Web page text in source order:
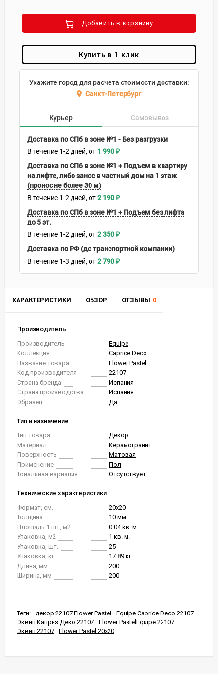
ХАРАКТЕРИСТИКИ ОБЗОР ОТЗЫВЫ 0
Производитель
Производитель
Equipe
Коллекция
Caprice Deco
Название товара
Flower Pastel
Код производителя
22107
Страна бренда
Испания
Страна производства
Испания
Образец
Да
Тип и назначение
Тип товара
Декор
Материал
Керамогранит
Поверхность
Матовая
Применение
Пол
Тональная вариация
Отсутствует
Технические характеристики
Формат, см.
20x20
Толщина
10 мм
Площадь 1 шт, м2
0.04 кв. м.
Упаковка, м2
1 кв. м.
Упаковка, шт.
25
Упаковка, кг.
17.89 кг
Длина, мм
200
Ширина, мм
200
Теги: декор 22107 Flower Pastel
Equipe Caprice Deco 22107
Эквип Каприз Деко 22107
Flower PastelEquipe 22107
Эквип 22107
Flower Pastel 20x20
Добавить в корзиину
Купить в 1 клик
Укажите город для расчета стоимости доставки:
Санкт-Петербург
Курьер Самовывоз
Доставка по СПб в зоне №1 - Без разгрузки
В течение 1-2 дней 1 990₽
Доставка по СПб в зоне №1 + Подъем в квартиру
на лифте, либо занос в частный дом на 1 этаж
(пронос не более 30 м)
В течение 1-2 дней 2 190₽
Доставка по СПб в зоне №1 + Подъем без лифта
до 5 эт.
В течение 1-2 дней 2 350₽
Доставка по РФ (до транспортной компании)
В течение 1-3 дней 2 790₽